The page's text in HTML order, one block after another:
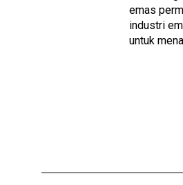
emas
industri
untuk